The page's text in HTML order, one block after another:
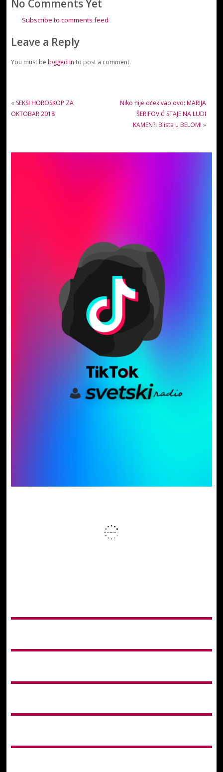
No Comments Yet
Subscribe to comments feed
Leave a Reply
You must be logged in to post a comment.
« SEKSI HOROSKOP ZA
OKTOBAR 2018
Niko nije očekivao ovo: MARIJA
ŠERIFOVIĆ STAJE NA LUDI
KAMEN?! Blista u BELOM! »